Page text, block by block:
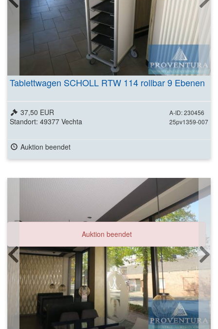
Tablettwagen SCHOLL RTW 114 rollbar 9 Ebenen
A-ID: 230456
25pv1359-007
37,50 EUR
Standort: 49377 Vechta
Auktion beendet
Auktion beendet